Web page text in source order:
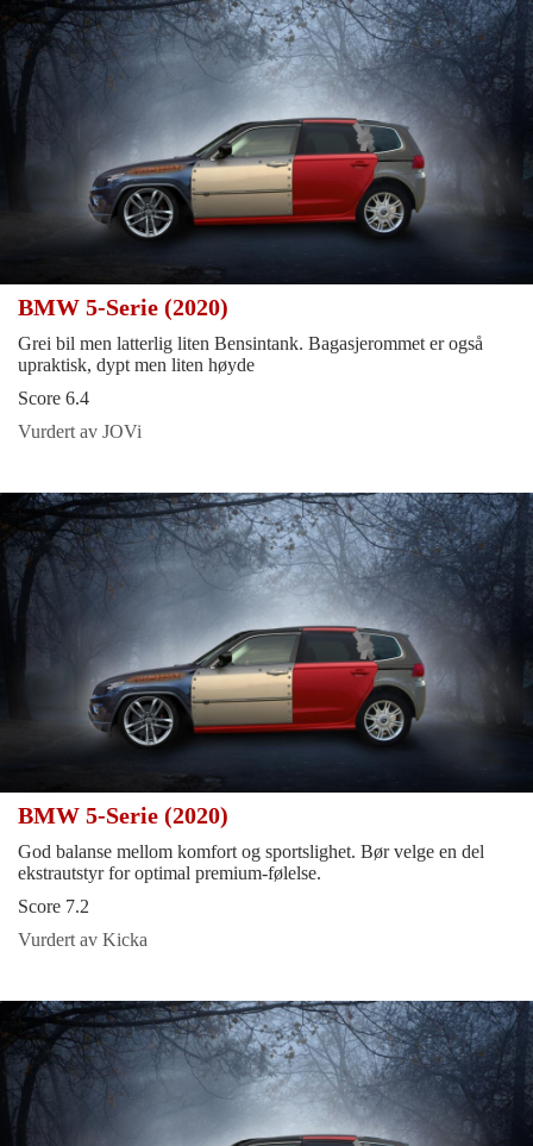
BMW 5-Serie (2020)
Grei bil men latterlig liten Bensintank. Bagasjerommet er også
upraktisk, dypt men liten høyde
Score 6.4
Vurdert av JOVi
BMW 5-Serie (2020)
God balanse mellom komfort og sportslighet. Bør velge en del
ekstrautstyr for optimal premium-følelse.
Score 7.2
Vurdert av Kicka